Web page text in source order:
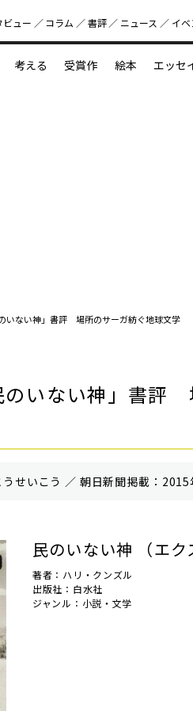
好書好日
ビュー コラム 書評 ニュース イベ
考える 受賞作 絵本 エッセ
いない神」書評 場所のサーガ紡ぐ地球文学
のいない神」書評
せいこう ／ 朝⽇新聞掲載：
民のいない神 （エク
著者：ハリ・クンズル
出版社：白水社
ジャンル：小説・文学